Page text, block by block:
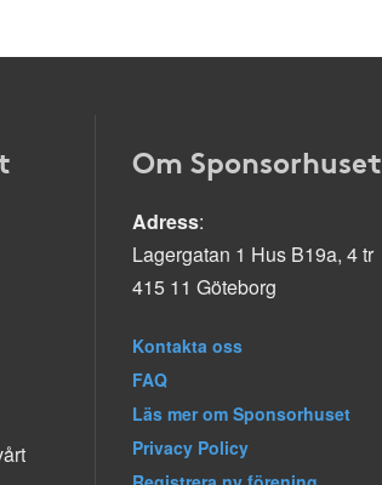
Om Sponsorhuset
Adress:
Lagergatan 1 Hus B19a, 4 tr
415 11 Göteborg
Kontakta oss
FAQ
Läs mer om Sponsorhuset
Privacy Policy